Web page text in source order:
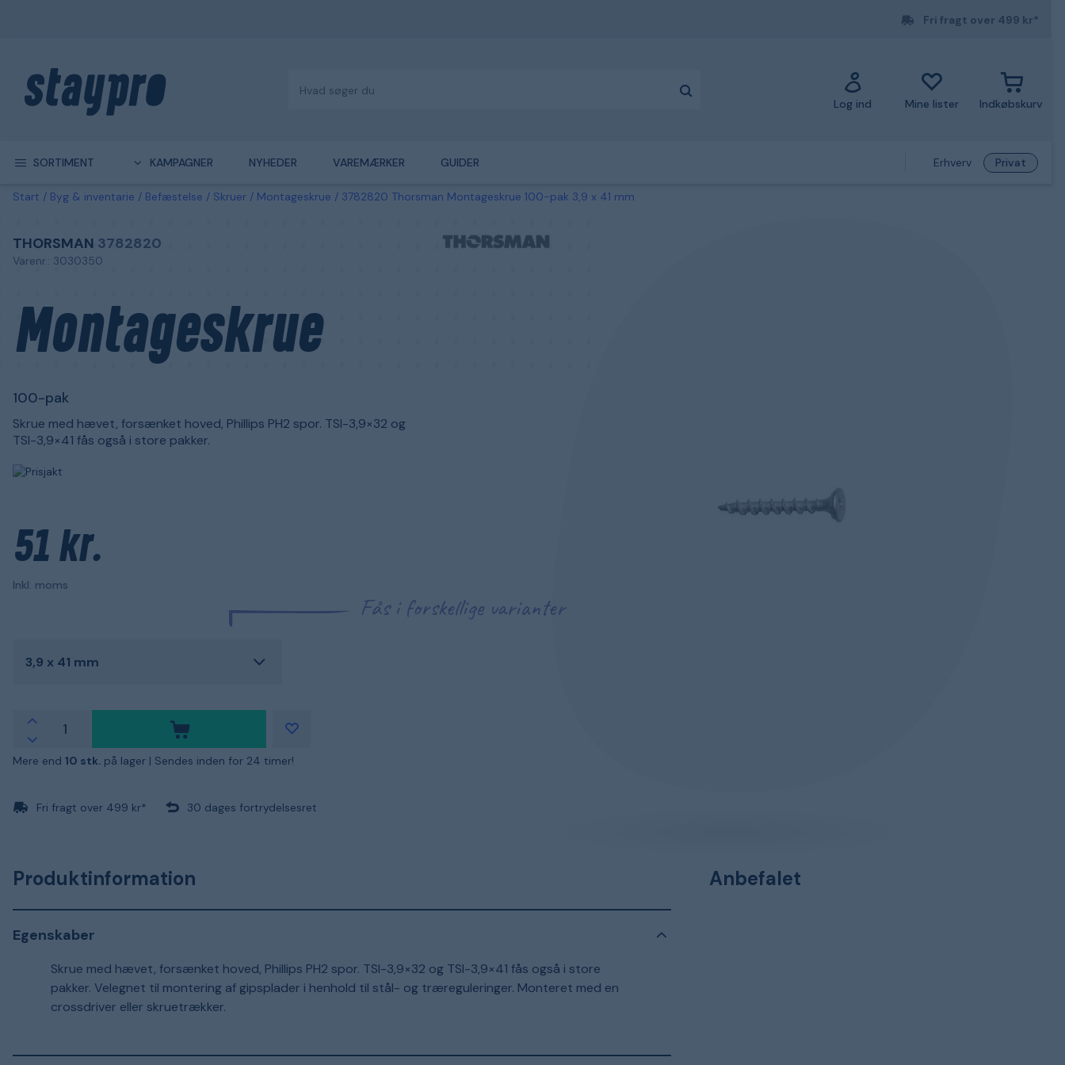
Fri fragt over 499 kr*
Log ind Mine lister Indkøbskurv
SORTIMENT KAMPAGNER NYHEDER VAREMÆRKER GUIDER Erhverv Privat
Start Byg & inventarie Befæstelse Skruer Montageskrue 3782820 Thorsman Montageskrue 100-pak 3,9 x 41 mm
THORSMAN 3782820
Varenr.: 3030350
Montageskrue
100-pak
Skrue med hævet, forsænket hoved, Phillips PH2 spor. TSI-3,9×32 og
TSI-3,9×41 fås også i store pakker.
51 kr.
Inkl. moms
Fås i forskellige varianter
3,9 x 41 mm
Mere end 10 stk. på lager | Sendes inden for 24 timer!
Fri fragt over 499 kr* 30 dages fortrydelsesret
Produktinformation
Egenskaber
Skrue med hævet, forsænket hoved, Phillips PH2 spor. TSI-3,9×32 og TSI-3,9×41 fås også i store
pakker. Velegnet til montering af gipsplader i henhold til stål- og træreguleringer. Monteret med en
crossdriver eller skruetrækker.
Anbefalet